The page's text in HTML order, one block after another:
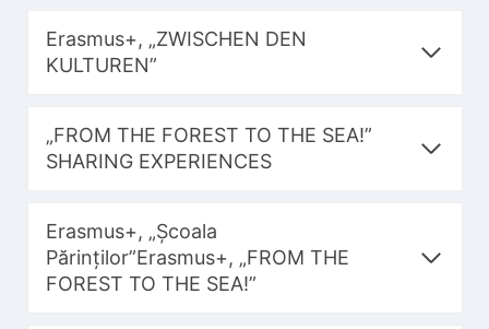
Erasmus+, „ZWISCHEN DEN
KULTUREN”
„FROM THE FOREST TO THE SEA!”
SHARING EXPERIENCES
Erasmus+, „Școala
Părinților”Erasmus+, „FROM THE
FOREST TO THE SEA!”